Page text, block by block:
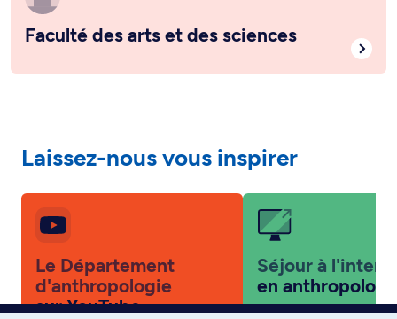
Faculté des arts et des sciences
Laissez-nous vous inspirer
Le Département
d'anthropologie
sur YouTube
Séjour à
en